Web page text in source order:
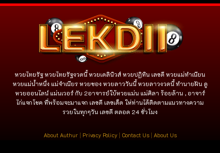
หวยไทยรัฐ หวยไทยรัฐงวดนี้ หวยเดลินิวส์ หวยปฏิทิน เลขดี หวยแม่ทำเนียน
หวยแม่น้ำหนึ่ง แม่จําเนียร หวยซอง หวยลาววันนี้ หวยลาวงวดนี้ ทำนายฝัน ดู
หวยออนไลน์ แม่นเวอร์ กับ 2อาจารย์ใบ้หวยแม่น แม่ศิลา ร้อยล้าน , อาจาร์
ไก่แจกโชค ที่พร้อมจะมาแจก เลขดี เลขเด็ด ให่ท่านได้ติดตามแนวทางความ
รวยในทุกๆวัน เลขดี ตลอด 24 ชั่วโมง
About Authur | Privacy Policy| Contact Us| About Us